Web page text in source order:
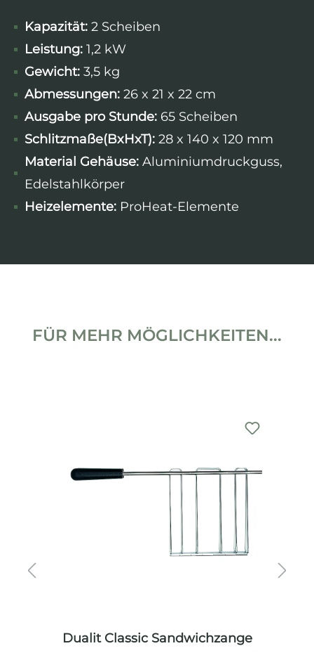
Kapazität: 2 Scheiben
Leistung: 1,2 kW
Gewicht: 3,5 kg
Abmessungen: 26 x 21 x 22 cm
Ausgabe pro Stunde: 65 Scheiben
Schlitzmaße(BxHxT): 28 x 140 x 120 mm
Material Gehäuse: Aluminiumdruckguss,
Edelstahlkörper
Heizelemente: ProHeat-Elemente
FÜR MEHR MÖGLICHKEITEN...
Dualit Classic Sandwichzange